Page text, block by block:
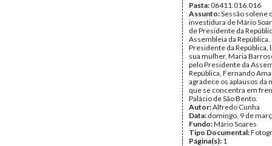
Pasta:06411.016.016
Assunto:Sessão solene
investidura de Mário
de Presidente da
Assembleia da
Presidente da República,
sua mulher, Maria
pelo Presidente da
República, Fernando
agradece os aplausos da
que se concentra em
Palácio de São Bento.
Autor:Alfredo Cunha
Data: domingo, 9 de
Fundo:Mário Soares
Tipo Documental:
Página(s): 1